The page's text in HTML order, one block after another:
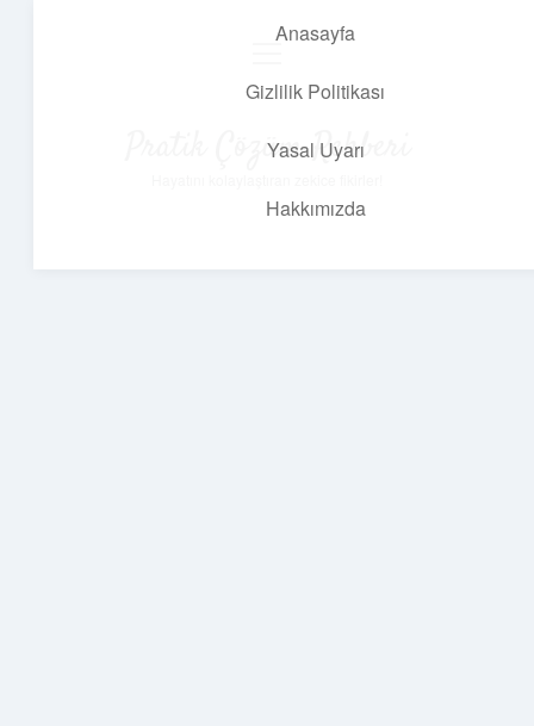
Anasayfa
Gizlilik Politikası
Yasal Uyarı
Hakkımızda
Pratik Çözüm Rehberi